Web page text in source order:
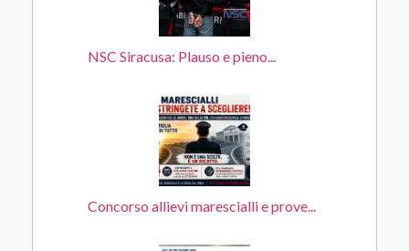
NSC Siracusa: Plauso e pieno...
Concorso allievi marescialli e prove...